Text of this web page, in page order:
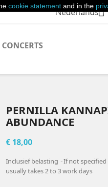
Nederlands
CONCERTS
PERNILLA
ABUNDANCE
€ 18,00
Inclusief belasting
If not
usually takes 2 to 3 work days
cookie statementand in the